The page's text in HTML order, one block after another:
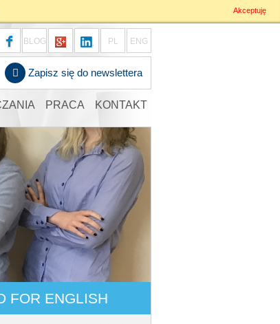
ENG
PL
BLOG
Zapisz się do newslettera
PRACA KONTAKT
FOR ENGLISH
Akceptuję